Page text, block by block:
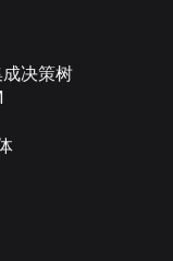
决策树